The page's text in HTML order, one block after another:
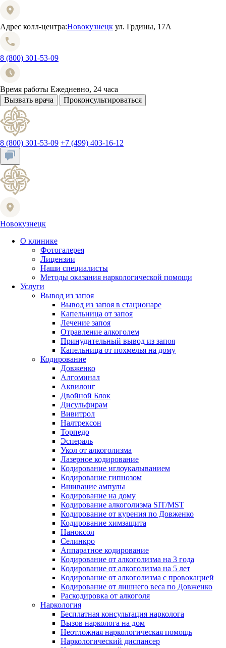
Адрес колл-центра:Новокузнецк ул. Грдины, 17А
8 (800) 301-53-09
Время работы Ежедневно, 24 часа
Вызвать врача
Проконсультироваться
8 (800) 301-53-09 +7 (499) 403-16-12
Новокузнецк
О клинике
Фотогалерея
Лицензии
Наши специалисты
Методы оказания наркологической помощи
Услуги
Вывод из запоя
Вывод из запоя в стационаре
Капельница от запоя
Лечение запоя
Отравление алкоголем
Принудительный вывод из запоя
Капельница от похмелья на дому
Кодирование
Довженко
Алгоминал
Аквилонг
Двойной Блок
Дисульфирам
Вивитрол
Налтрексон
Торпедо
Эспераль
Укол от алкоголизма
Лазерное кодирование
Кодирование иглоукалыванием
Кодирование гипнозом
Вшивание ампулы
Кодирование на дому
Кодирование алкоголизма SIT/MST
Кодирование от курения по Довженко
Кодирование химзащита
Наноксол
Селинкро
Аппаратное кодирование
Кодирование от алкоголизма на 3 года
Кодирование от алкоголизма на 5 лет
Кодирование от алкоголизма с провокацией
Кодирование от лишнего веса по Довженко
Раскодировка от алкоголя
Наркология
Бесплатная консультация нарколога
Вызов нарколога на дом
Неотложная наркологическая помощь
Наркологический диспансер